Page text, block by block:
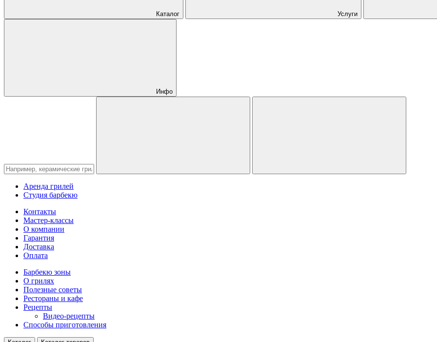
Каталог Услуги
Инфо
Аренда грилей
Студия барбекю
Контакты
Мастер-классы
О компании
Гарантия
Доставка
Оплата
Барбекю зоны
О грилях
Полезные советы
Рестораны и кафе
Рецепты
Видео-рецепты
Способы приготовления